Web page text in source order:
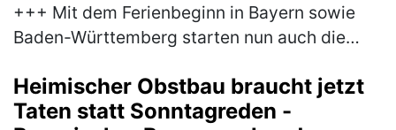
+++ Mit dem Ferienbeginn in Bayern sowie
Baden-Württemberg starten nun auch die
Damit erreicht der Reiseverkehr sein…(mehr)
Heimischer Obstbau braucht jetzt
Taten statt Sonntagreden -